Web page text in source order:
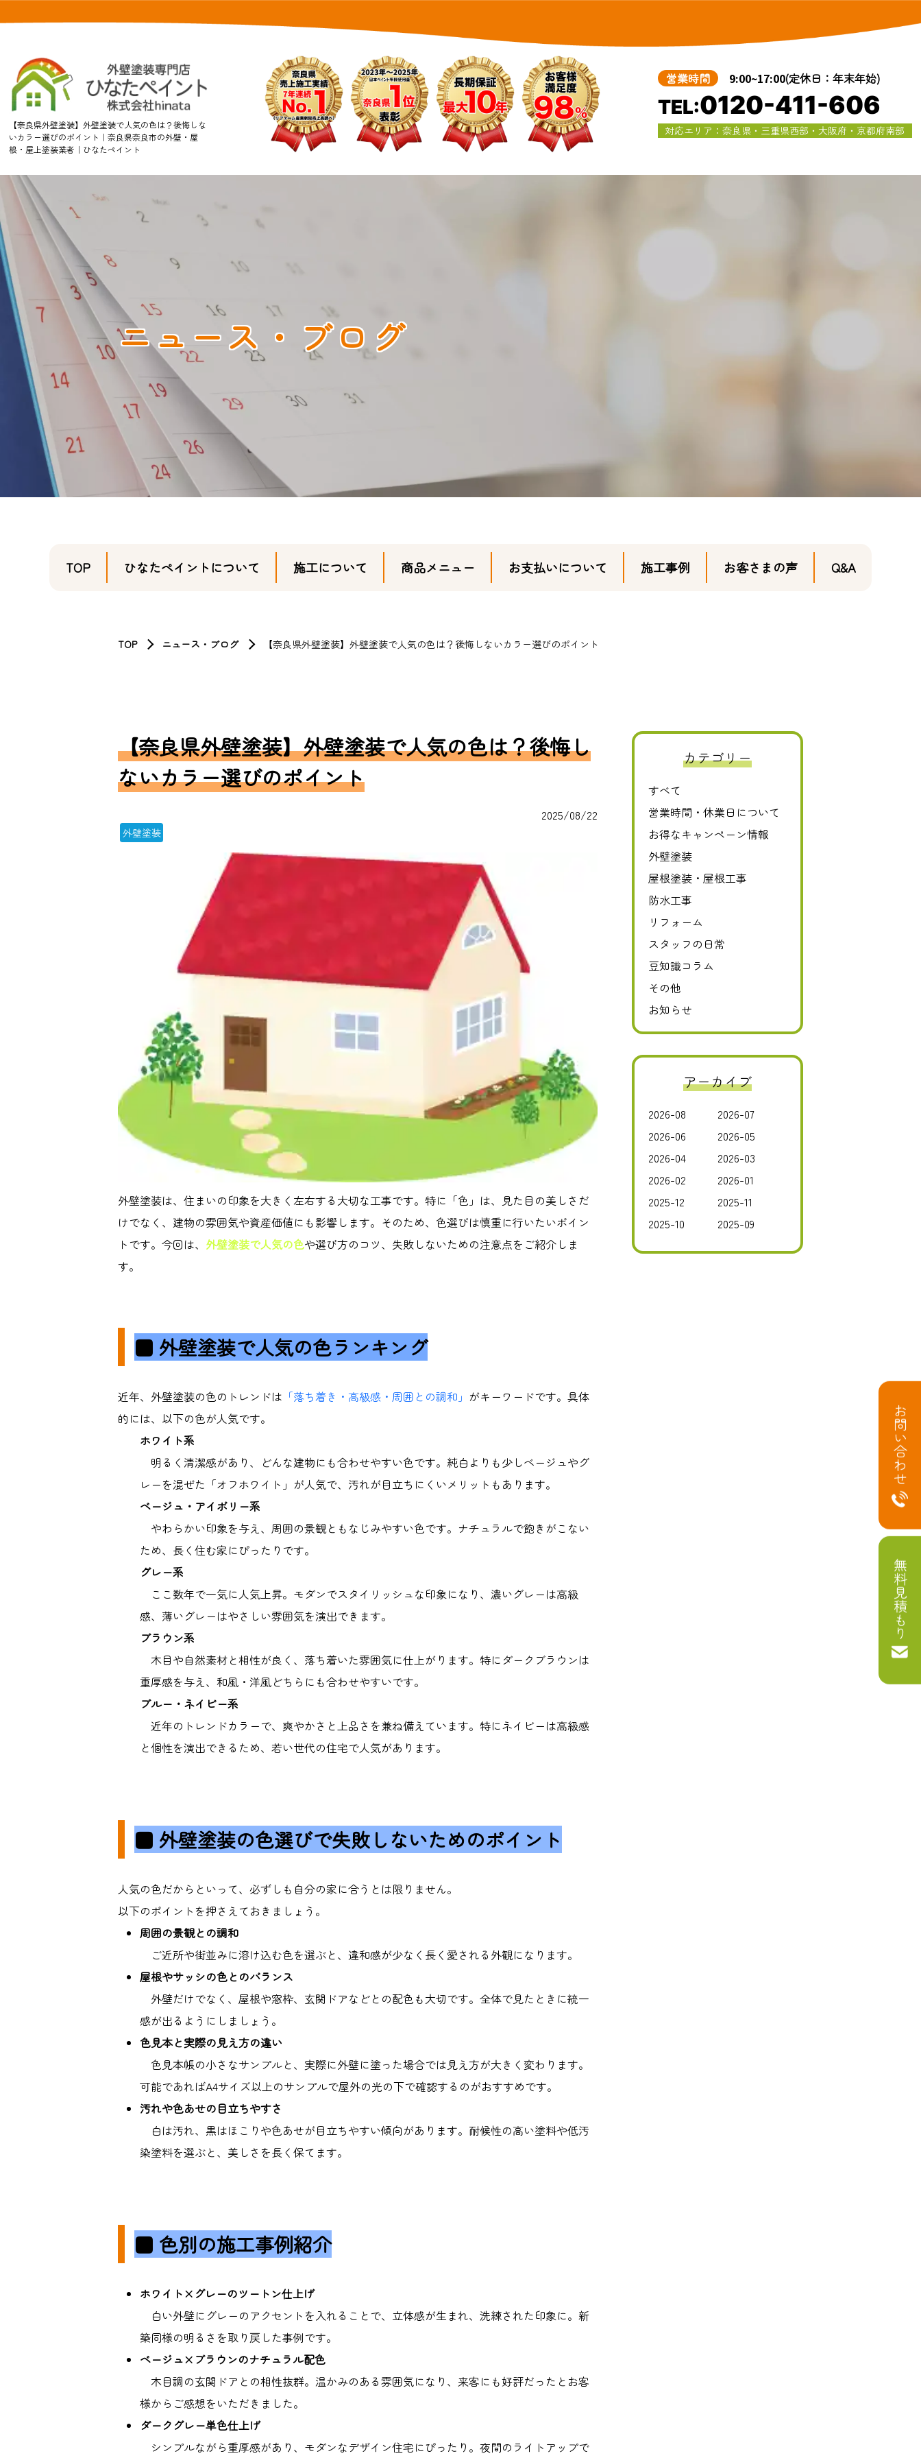
【奈良県外壁塗装】外壁塗装で人気の色は？後悔しな
いカラー選びのポイント｜奈良県奈良市の外壁・屋
根・屋上塗装業者｜ひなたペイント
営業時間 9:00~17:00(定休日：年末年始)
TEL:0120-411-606
対応エリア：奈良県・三重県西部・大阪府・京都府南部
ニュース・ブログ
TOP ひなたペイントについて 施工について 商品メニュー お支払いについて 施工事例 お客さまの声 Q&A
TOP ニュース・ブログ 【奈良県外壁塗装】外壁塗装で人気の色は？後悔しないカラー選びのポイント
【奈良県外壁塗装】外壁塗装で人気の色は？後悔し
ないカラー選びのポイント
2025/08/22
外壁塗装
外壁塗装は、住まいの印象を大きく左右する大切な工事です。特に「色」は、見た目の美しさだ
けでなく、建物の雰囲気や資産価値にも影響します。そのため、色選びは慎重に行いたいポイン
トです。今回は、 外壁塗装で人気の色や選び方のコツ、失敗しないための注意点をご紹介しま
す。
■ 外壁塗装で人気の色ランキング
近年、外壁塗装の色のトレンドは 「落ち着き・高級感・周囲との調和」 がキーワードです。具体
的には、以下の色が人気です。
ホワイト系
明るく清潔感があり、どんな建物にも合わせやすい色です。純白よりも少しベージュやグ
レーを混ぜた「オフホワイト」が人気で、汚れが目立ちにくいメリットもあります。
ベージュ・アイボリー系
やわらかい印象を与え、周囲の景観ともなじみやすい色です。ナチュラルで飽きがこない
ため、長く住む家にぴったりです。
グレー系
ここ数年で一気に人気上昇。モダンでスタイリッシュな印象になり、濃いグレーは高級
感、薄いグレーはやさしい雰囲気を演出できます。
ブラウン系
木目や自然素材と相性が良く、落ち着いた雰囲気に仕上がります。特にダークブラウンは
重厚感を与え、和風・洋風どちらにも合わせやすいです。
ブルー・ネイビー系
近年のトレンドカラーで、爽やかさと上品さを兼ね備えています。特にネイビーは高級感
と個性を演出できるため、若い世代の住宅で人気があります。
■ 外壁塗装の色選びで失敗しないためのポイント
人気の色だからといって、必ずしも自分の家に合うとは限りません。
以下のポイントを押さえておきましょう。
周囲の景観との調和
ご近所や街並みに溶け込む色を選ぶと、違和感が少なく長く愛される外観になります。
屋根やサッシの色とのバランス
外壁だけでなく、屋根や窓枠、玄関ドアなどとの配色も大切です。全体で見たときに統一
感が出るようにしましょう。
色見本と実際の見え方の違い
色見本帳の小さなサンプルと、実際に外壁に塗った場合では見え方が大きく変わります。
可能であればA4サイズ以上のサンプルで屋外の光の下で確認するのがおすすめです。
汚れや色あせの目立ちやすさ
白は汚れ、黒はほこりや色あせが目立ちやすい傾向があります。耐候性の高い塗料や低汚
染塗料を選ぶと、美しさを長く保てます。
■ 色別の施工事例紹介
ホワイト× グレーのツートン仕上げ
白い外壁にグレーのアクセントを入れることで、立体感が生まれ、洗練された印象に。新
築同様の明るさを取り戻した事例です。
ベージュ× ブラウンのナチュラル配色
木目調の玄関ドアとの相性抜群。温かみのある雰囲気になり、来客にも好評だったとお客
様からご感想をいただきました。
ダークグレー単色仕上げ
シンプルながら重厚感があり、モダンなデザイン住宅にぴったり。夜間のライトアップで
カテゴリー
すべて
営業時間・休業日について
お得なキャンペーン情報
外壁塗装
屋根塗装・屋根工事
防水工事
リフォーム
スタッフの日常
豆知識コラム
その他
お知らせ
アーカイブ
2026-08
2026-07
2026-06
2026-05
2026-04
2026-03
2026-02
2026-01
2025-12
2025-11
2025-10
2025-09
お問い合わせ
無料見積もり
0120-411-606